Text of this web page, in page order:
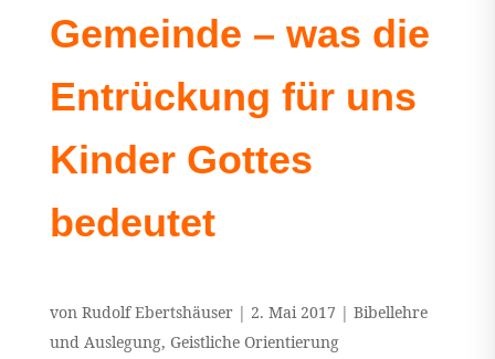
Gemeinde – was die
Entrückung für uns
Kinder Gottes
bedeutet
von Rudolf Ebertshäuser| 2. Mai 2017 | Bibellehre
und Auslegung, Geistliche Orientierung